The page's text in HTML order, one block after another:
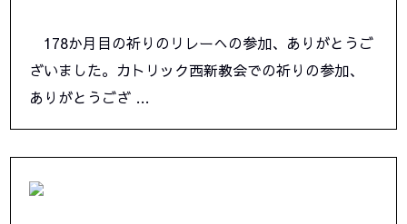
178か月目の祈りのリレーへの参加、ありがとうご
ざいました。カトリック西新教会での祈りの参加、
ありがとうござ …